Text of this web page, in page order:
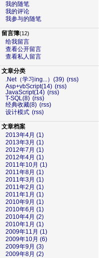
我的随笔
我的评论
我参与的随笔
留言簿(12)
给我留言
查看公开留言
查看私人留言
文章分类
.Net（学习ing...）(39) (rss)
Asp+vbScript(14) (rss)
JavaScript(14) (rss)
T-SQL(8) (rss)
经典收藏(8) (rss)
设计模式 (rss)
文章档案
2013年4月 (1)
2013年3月 (1)
2012年7月 (1)
2012年4月 (1)
2011年10月 (1)
2011年8月 (1)
2011年3月 (1)
2011年2月 (1)
2011年1月 (1)
2010年9月 (1)
2010年6月 (1)
2010年4月 (2)
2010年1月 (1)
2009年11月 (1)
2009年10月 (6)
2009年9月 (3)
2009年8月 (2)